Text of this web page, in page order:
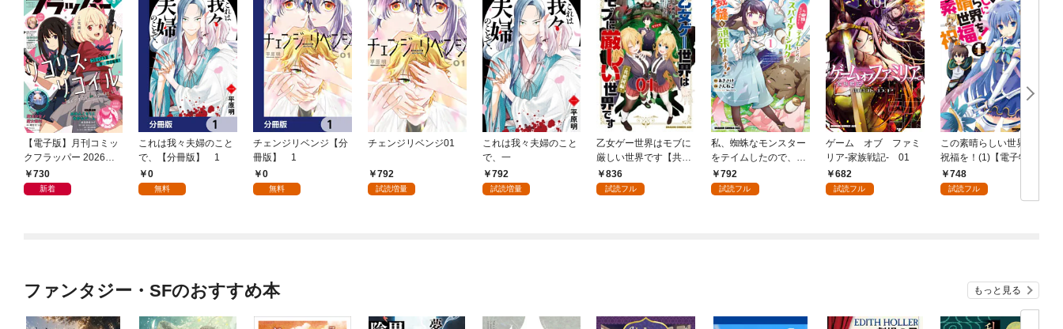
【電子版】月刊コミッ
クフラッパー 2026年9
月号730
新着
これは我々夫婦のこと
で、【分冊版】 1
0
無料
チェンジリベンジ【分
冊版】 1
0
無料
チェンジリベンジ01
792
試読増量
これは我々夫婦のこと
で、一
792
試読増量
乙女ゲー世界はモブに
厳しい世界です【共和
国編】 ０１
836
試読フル
私、蜘蛛なモンスター
をテイムしたので、ス
パイダーシルクで裁縫
を頑張ります！ 1
792
試読フル
ゲーム オブ ファミ
リア-家族戦記- 01
682
試読フル
この素晴らしい世界に
祝福を！(1)【電子特別
版】748
試読フル
ファンタジー・SFのおすすめ本 もっと見る